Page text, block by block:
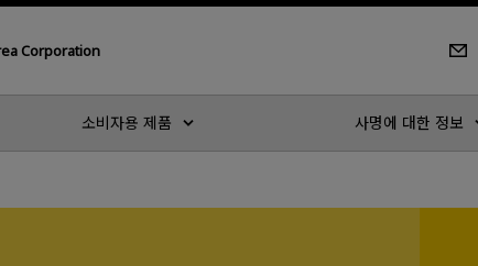
Corporation
소비자용 제품 사명에 대한 정보